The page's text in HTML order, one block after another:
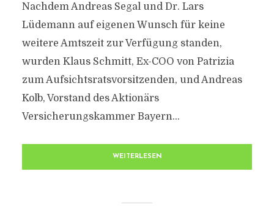
Nachdem Andreas Segal und Dr. Lars
Lüdemann auf eigenen Wunsch für keine
weitere Amtszeit zur Verfügung standen,
wurden Klaus Schmitt, Ex-COO von Patrizia
zum Aufsichtsratsvorsitzenden, und Andreas
Kolb, Vorstand des Aktionärs
Versicherungskammer Bayern...
WEITERLESEN